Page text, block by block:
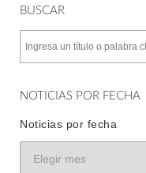
BUSCAR
NOTICIAS POR FECHA
Noticias por fecha